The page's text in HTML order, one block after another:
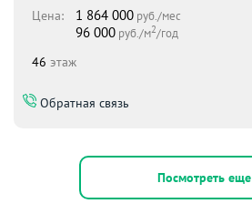
Цена:
1 864 000 руб./мес
96 000 руб./м2/год
46 этаж
Обратная связь
Посмотреть еще